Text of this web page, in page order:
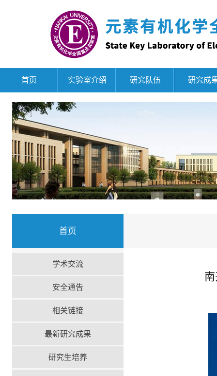
首页 实验室介绍 研究队伍 研究成
首页
学术交流
安全通告
相关链接
最新研究成果
研究生培养